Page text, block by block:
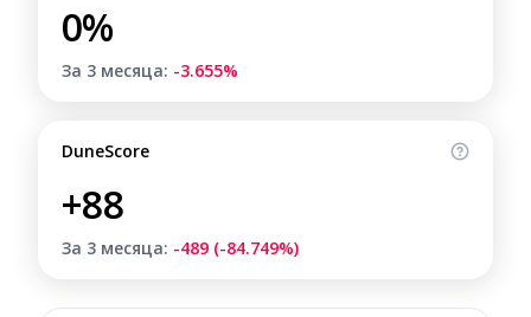
0%
За 3 месяца: -3.655%
DuneScore
+88
За 3 месяца: -489 (-84.749%)